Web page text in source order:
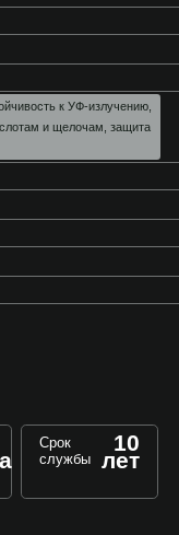
к УФ-излучению,
и щелочам, защита
Срок
службы
10
лет